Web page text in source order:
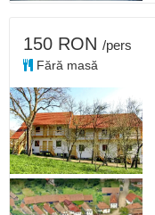
150 RON /pers
Fără masă